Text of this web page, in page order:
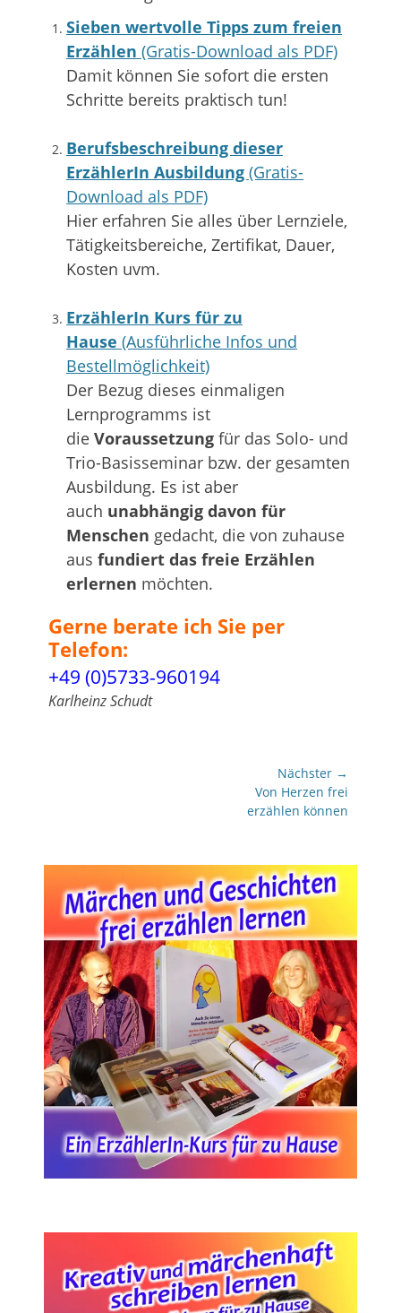
Sieben wertvolle Tipps zum freien
Erzählen (Gratis-Download als PDF)
Damit können Sie sofort die ersten
Schritte bereits praktisch tun!
Berufsbeschreibung dieser
ErzählerIn Ausbildung (Gratis-
Download als PDF)
Hier erfahren Sie alles über Lernziele,
Tätigkeitsbereiche, Zertifikat, Dauer,
Kosten uvm.
ErzählerIn Kurs für zu
Hause (Ausführliche Infos und
Bestellmöglichkeit)
Der Bezug dieses einmaligen
Lernprogramms ist
die Voraussetzung für das Solo- und
Trio-Basisseminar bzw. der gesamten
Ausbildung. Es ist aber
auch unabhängig davon für
Menschen gedacht, die von zuhause
aus fundiert das freie Erzählen
erlernen möchten.
Gerne berate ich Sie per
Telefon:
+49 (0)5733-960194
Karlheinz Schudt
Nächster →
Von Herzen frei
erzählen können